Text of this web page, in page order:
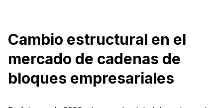
Cambio estructural en el
mercado de cadenas de
bloques empresariales